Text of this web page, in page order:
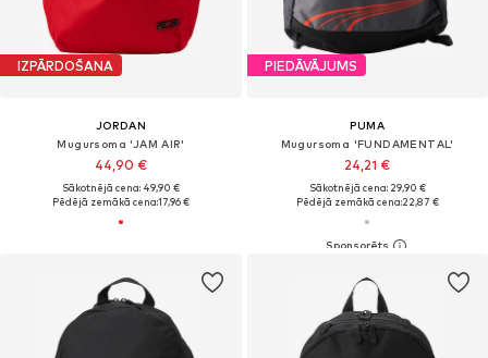
IZPĀRDOŠANA
JORDAN
Mugursoma 'JAM AIR'
44,90 €
Sākotnējā cena: 49,90 €
Pēdējā zemākā cena:17,96 €
PIEDĀVĀJUMS
PUMA
Mugursoma 'FUNDAMENTAL'
24,21 €
Sākotnējā cena: 29,90 €
Pēdējā zemākā cena:22,87 €